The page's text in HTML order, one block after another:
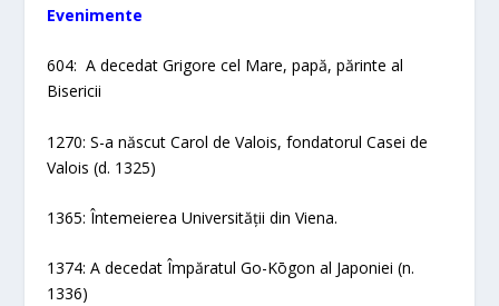
Evenimente​
604: A decedat Grigore cel Mare, papă, părinte al
Bisericii
1270: S-a născut Carol de Valois, fondatorul Casei de
Valois (d. 1325)
1365: Întemeierea Universității din Viena.
1374: A decedat Împăratul Go-Kōgon al Japoniei (n.
1336)